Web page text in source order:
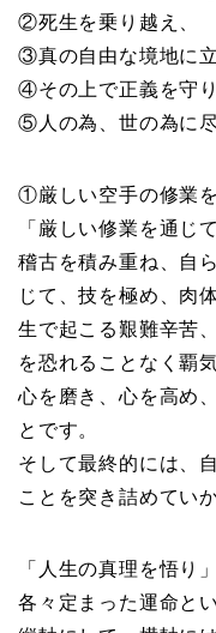
②死生を乗り越え、
③真の自由な境地に立
④その上で正義を守り
⑤人の為、世の為に
①厳しい空手の修業
「厳しい修業を通じ
稽古を積み重ね、自
じて、技を極め、肉
生で起こる艱難辛苦
を恐れることなく覇
心を磨き、心を高め
とです。
そして最終的には、
ことを突き詰めてい
「人生の真理を悟り
各々定まった運命と